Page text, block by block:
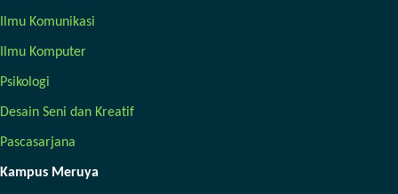
Ilmu Komunikasi
Ilmu Komputer
Psikologi
Desain Seni dan Kreatif
Pascasarjana
Kampus Meruya